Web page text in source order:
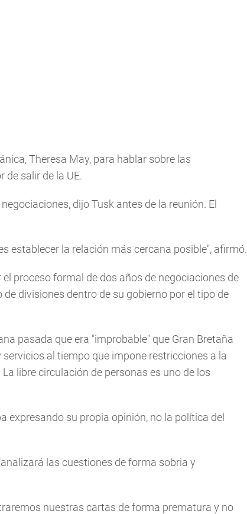
Theresa May, para hablar sobre las
salir de la UE.
dijo Tusk antes de la reunión. El
establecer la relación más cercana posible", afirmó.
proceso formal de dos años de negociaciones de
divisiones dentro de su gobierno por el tipo de
pasada que era "improbable" que Gran Bretaña
al tiempo que impone restricciones a la
libre circulación de personas es uno de los
expresando su propia opinión, no la política del
las cuestiones de forma sobria y
nuestras cartas de forma prematura y no